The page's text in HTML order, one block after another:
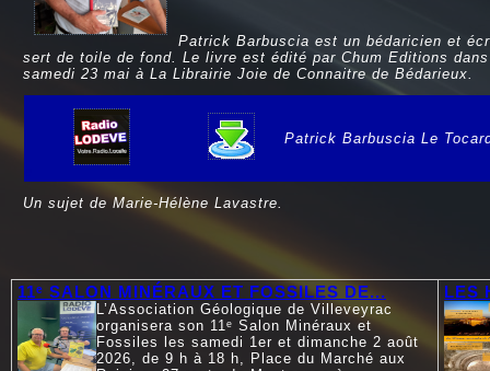
Patrick Barbuscia est un bédaricien et
sert de toile de fond. Le livre est édité par Chum Editions
samedi 23 mai à La Librairie Joie de Connaitre de Bédarieux.
Patrick Barbuscia Le
Un sujet de Marie-Hélène Lavastre.
11ᵉ SALON MINÉRAUX ET FOSSILES DE...
L’Association Géologique de Villeveyrac
organisera son 11ᵉ Salon Minéraux et
Fossiles les samedi 1er et dimanche 2 août
2026, de 9 h à 18 h, Place du Marché aux
LES